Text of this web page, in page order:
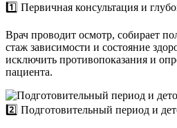
1️⃣ Первичная консультация и
Врач проводит осмотр, собирает
стаж зависимости и состояние
исключить противопоказания и
пациента.
2️⃣ Подготовительный период и